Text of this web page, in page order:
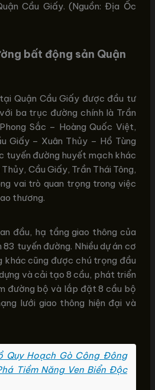
Cầu Giấy. (Nguồn: Địa Ốc
bất động sản Quận
Quận Cầu Giấy được đầu tư
ba trục đường chính là Trần
Sắc – Hoàng Quốc Việt,
Giấy – Xuân Thủy – Hồ Tùng
tuyến đường huyết mạch khác
Cầu Giấy, Trần Thái Tông,
vai trò quan trọng trong việc
thương.
đầu, hạ tầng giao thông của
tuyến đường. Nhiều dự án cơ
khác cũng được chú trọng đầu
và cải tạo 8 cầu, phát triển
đường bộ và lắp đặt 8 cầu bộ
lưới giao thông hiện đại và
Quy Hoạch Gò Công Đông
Tiềm Năng Ven Biển Độc